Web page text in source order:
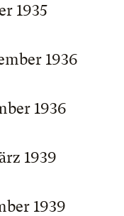
1935
1936
1936
1939
1939